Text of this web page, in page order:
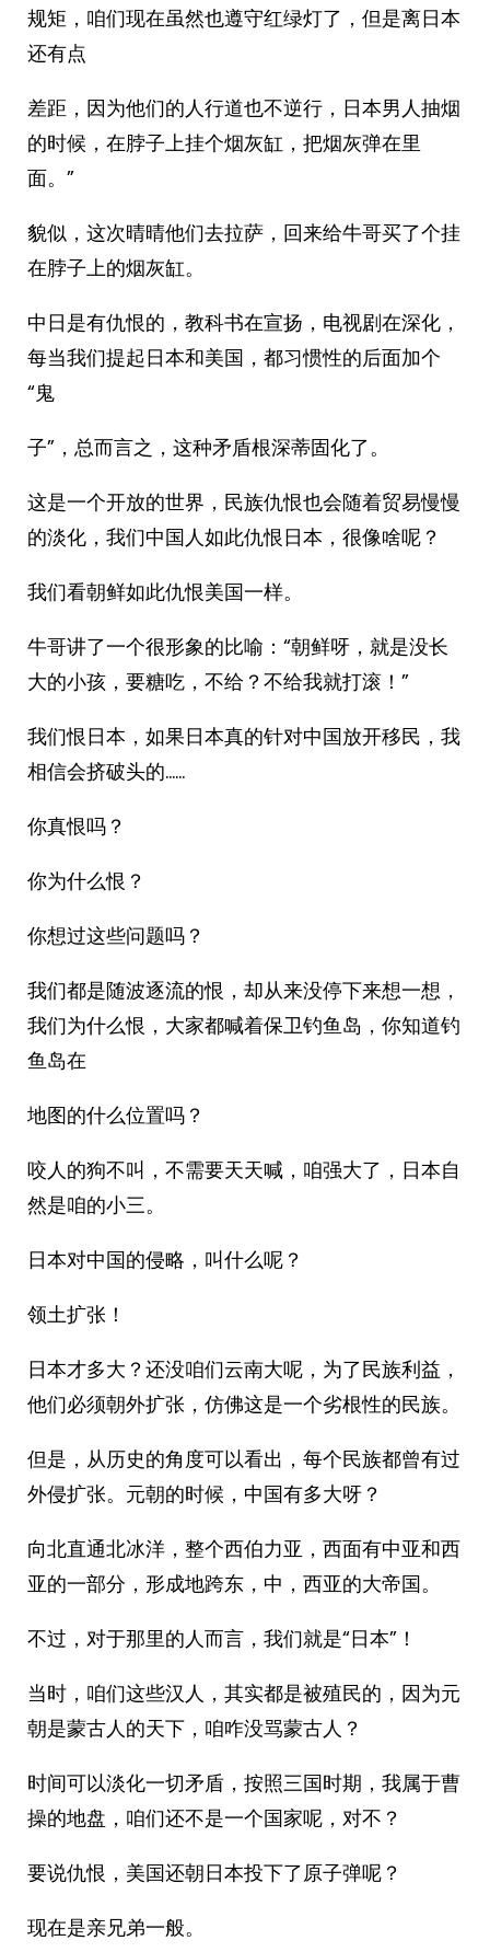
规矩，咱们现在虽然也遵守红绿灯了，但是离日本
还有点
差距，因为他们的人行道也不逆行，日本男人抽烟
的时候，在脖子上挂个烟灰缸，把烟灰弹在里
面。”
貌似，这次晴晴他们去拉萨，回来给牛哥买了个挂
在脖子上的烟灰缸。
中日是有仇恨的，教科书在宣扬，电视剧在深化，
每当我们提起日本和美国，都习惯性的后面加个
“鬼
子”，总而言之，这种矛盾根深蒂固化了。
这是一个开放的世界，民族仇恨也会随着贸易慢慢
的淡化，我们中国人如此仇恨日本，很像啥呢？
我们看朝鲜如此仇恨美国一样。
牛哥讲了一个很形象的比喻：“朝鲜呀，就是没长
大的小孩，要糖吃，不给？不给我就打滚！”
我们恨日本，如果日本真的针对中国放开移民，我
相信会挤破头的……
你真恨吗？
你为什么恨？
你想过这些问题吗？
我们都是随波逐流的恨，却从来没停下来想一想，
我们为什么恨，大家都喊着保卫钓鱼岛，你知道钓
鱼岛在
地图的什么位置吗？
咬人的狗不叫，不需要天天喊，咱强大了，日本自
然是咱的小三。
日本对中国的侵略，叫什么呢？
领土扩张！
日本才多大？还没咱们云南大呢，为了民族利益，
他们必须朝外扩张，仿佛这是一个劣根性的民族。
但是，从历史的角度可以看出，每个民族都曾有过
外侵扩张。元朝的时候，中国有多大呀？
向北直通北冰洋，整个西伯力亚，西面有中亚和西
亚的一部分，形成地跨东，中，西亚的大帝国。
不过，对于那里的人而言，我们就是“日本”！
当时，咱们这些汉人，其实都是被殖民的，因为元
朝是蒙古人的天下，咱咋没骂蒙古人？
时间可以淡化一切矛盾，按照三国时期，我属于曹
操的地盘，咱们还不是一个国家呢，对不？
要说仇恨，美国还朝日本投下了原子弹呢？
现在是亲兄弟一般。